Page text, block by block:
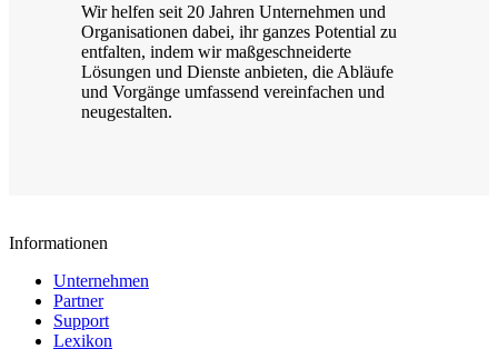
Wir helfen seit 20 Jahren Unternehmen und
Organisationen dabei, ihr ganzes Potential zu
entfalten, indem wir maßgeschneiderte
Lösungen und Dienste anbieten, die Abläufe
und Vorgänge umfassend vereinfachen und
neugestalten.
Informationen
Unternehmen
Partner
Support
Lexikon